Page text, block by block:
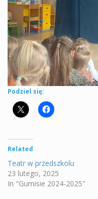
Podziel się:
Related
Teatr w przedszkolu
23 lutego, 2025
In "Gumisie 2024-2025"